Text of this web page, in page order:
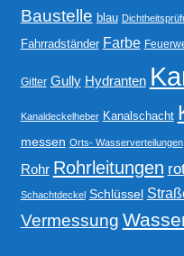
Baustelle blau
Fahrradständer Farbe
Gitter Gully Hydranten
Kanaldeckelheber Kanalschacht
messen Orts- Wasserverteilungen
Rohr Rohrleitungen
Schachtdeckel Schlüssel
Vermessung